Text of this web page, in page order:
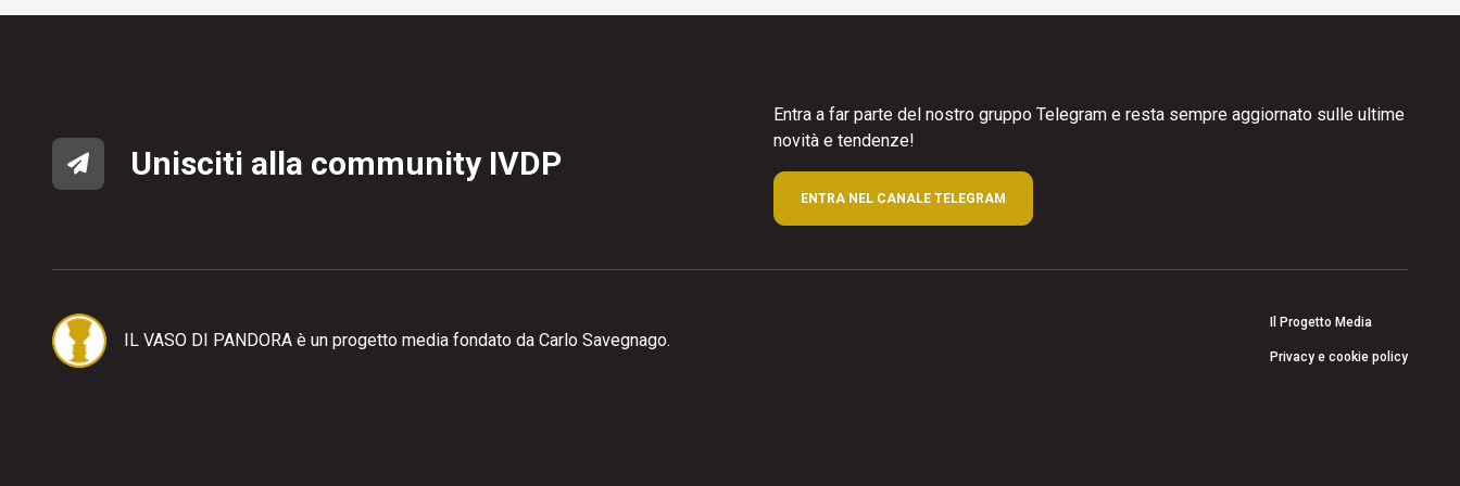
Unisciti alla community IVDP
Entra a far parte del nostro gruppo Telegram e resta sempre aggiornato sulle ultime
novità e tendenze!
ENTRA NEL CANALE TELEGRAM
IL VASO DI PANDORA è un progetto media fondato da Carlo Savegnago.
Il Progetto Media
Privacy e cookie policy